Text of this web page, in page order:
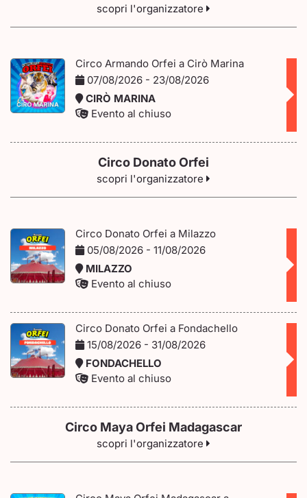
scopri l'organizzatore
Circo Armando Orfei a Cirò Marina
07/08/2026 - 23/08/2026
CIRÒ MARINA
Evento al chiuso
Circo Donato Orfei
scopri l'organizzatore
Circo Donato Orfei a Milazzo
05/08/2026 - 11/08/2026
MILAZZO
Evento al chiuso
Circo Donato Orfei a Fondachello
15/08/2026 - 31/08/2026
FONDACHELLO
Evento al chiuso
Circo Maya Orfei Madagascar
scopri l'organizzatore